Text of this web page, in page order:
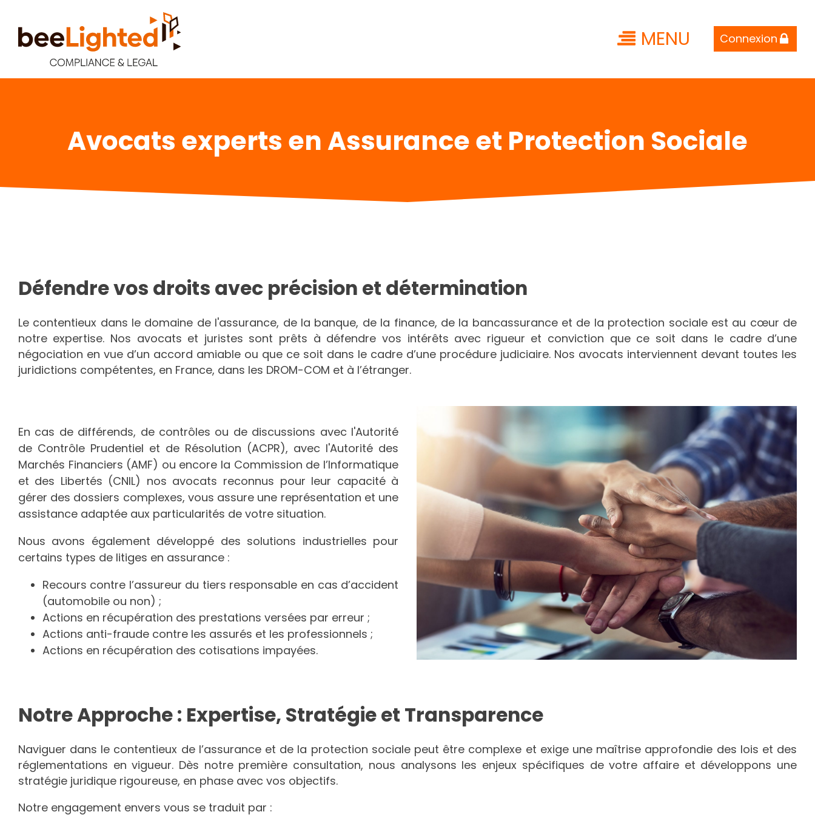
MENU Connexion
Avocats experts en Assurance et Protection Sociale
Défendre vos droits avec précision et détermination
Le contentieux dans le domaine de l'assurance, de la banque, de la finance, de la bancassurance et de la protection sociale est au cœur de
notre expertise. Nos avocats et juristes sont prêts à défendre vos intérêts avec rigueur et conviction que ce soit dans le cadre d’une
négociation en vue d’un accord amiable ou que ce soit dans le cadre d’une procédure judiciaire. Nos avocats interviennent devant toutes les
juridictions compétentes, en France, dans les DROM-COM et à l’étranger.
En cas de différends, de contrôles ou de discussions avec l'Autorité
de Contrôle Prudentiel et de Résolution (ACPR), avec l'Autorité des
Marchés Financiers (AMF) ou encore la Commission de l’Informatique
et des Libertés (CNIL) nos avocats reconnus pour leur capacité à
gérer des dossiers complexes, vous assure une représentation et une
assistance adaptée aux particularités de votre situation.
Nous avons également développé des solutions industrielles pour
certains types de litiges en assurance :
Recours contre l’assureur du tiers responsable en cas d’accident
(automobile ou non) ;
Actions en récupération des prestations versées par erreur ;
Actions anti-fraude contre les assurés et les professionnels ;
Actions en récupération des cotisations impayées.
Notre Approche : Expertise, Stratégie et Transparence
Naviguer dans le contentieux de l’assurance et de la protection sociale peut être complexe et exige une maîtrise approfondie des lois et des
réglementations en vigueur. Dès notre première consultation, nous analysons les enjeux spécifiques de votre affaire et développons une
stratégie juridique rigoureuse, en phase avec vos objectifs.
Notre engagement envers vous se traduit par :